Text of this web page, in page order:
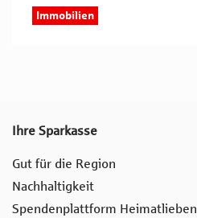
Immobilien
Ihre Sparkasse
Gut für die Region
Nachhaltigkeit
Spendenplattform Heimatlieben